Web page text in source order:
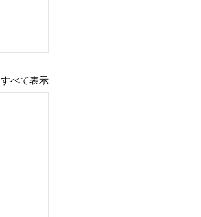
すべて表示